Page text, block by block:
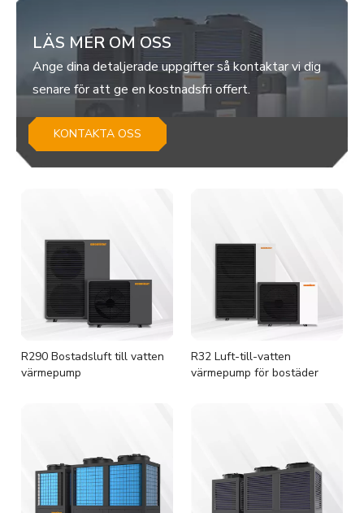
LÄS MER OM OSS
Ange dina detaljerade uppgifter så kontaktar vi dig
senare för att ge en kostnadsfri offert.
KONTAKTA OSS
R290 Bostadsluft till vatten
värmepump
R32 Luft-till-vatten
värmepump för bostäder